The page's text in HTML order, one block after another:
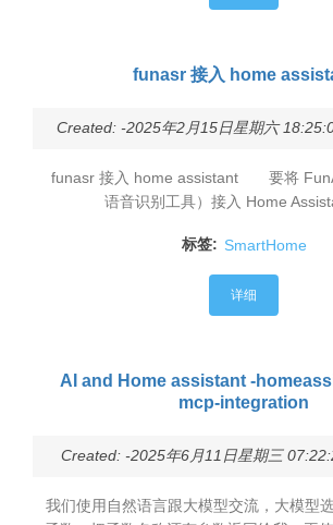
funasr 接入 home
Created: -2025年2月15日星期六
funasr 接入 home assistant 要将
语音识别工具）接入 Home
标签: SmartHome
详细
AI and Home assistant -
mcp-integration
Created: -2025年6月11日星期三
我们使用自然语言跟大模型交流，大模型